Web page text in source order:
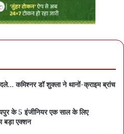
कमिश्नर डॉ शुक्ला ने थानों-क्राइम ब्रांच
के 5 इंजीनियर एक साल के लिए
बड़ा एक्शन